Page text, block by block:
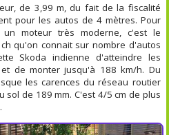
de 3,99 m, du fait de la fiscalité
pour les autos de 4 mètres. Pour
un moteur très moderne, c'est le
qu'on connait sur nombre d'autos
Skoda indienne d'atteindre les
de monter jusqu'à 188 km/h. Du
les carences du réseau routier
sol de 189 mm. C'est 4/5 cm de plus